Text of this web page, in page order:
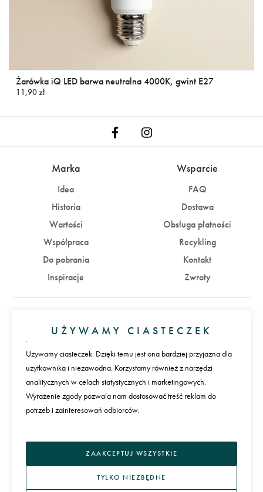
Żarówka iQ LED barwa neutralna 4000K, gwint E27
11,90 zł
Marka
Idea
Historia
Wartości
Współpraca
Do pobrania
Inspiracje
Wsparcie
FAQ
Dostawa
Obsługa płatności
Recykling
Kontakt
Zwroty
Zaloguj się Załóż konto
Płatności
Język
UŻYWAMY CIASTECZEK
Używamy ciasteczek. Dzięki temu jest ona bardziej przyjazna dla
użytkownika i niezawodna. Korzystamy również z narzędzi
analitycznych w celach statystycznych i marketingowych.
Wyrażenie zgody pozwala nam dostosować treść reklam do
potrzeb i zainteresowań odbiorców.
ZAAKCEPTUJ WSZYSTKIE
TYLKO NIEZBĘDNE